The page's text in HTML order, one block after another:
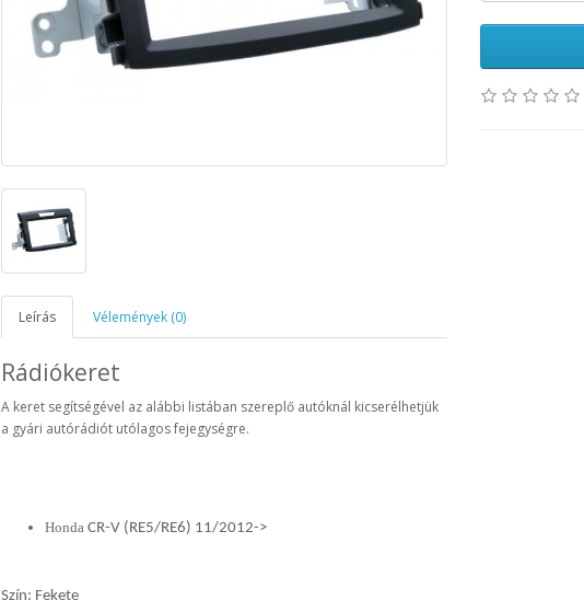
Leírás Vélemények (0)
Rádiókeret
A keret segítségével az alábbi listában szereplő autóknál kicserélhetjük
a gyári autórádiót utólagos fejegységre.
Honda CR-V (RE5/RE6) 11/2012->
Szín: Fekete